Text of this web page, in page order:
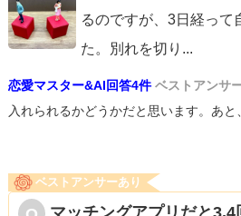
るのですが、3日経って
た。別れを切り ...
恋愛マスター&AI回答4件 ベストアンサ
入れられるかどうかだと思います。あと
ベストアンサーあり